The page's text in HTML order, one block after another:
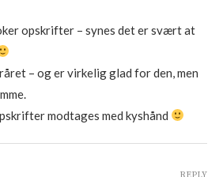
opskrifter – synes det er svært at
– og er virkelig glad for den, men
modtages med kyshånd